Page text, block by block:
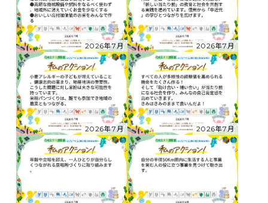
2026年7月 2026年7月
2026年7月 2026年7月